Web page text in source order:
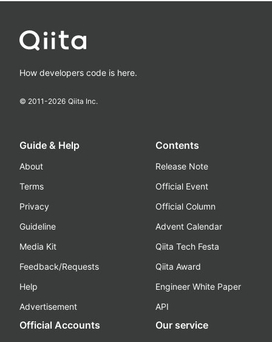
How developers code is here.
© 2011-2026 Qiita Inc.
Guide & Help
About
Terms
Privacy
Guideline
Media Kit
Feedback/Requests
Help
Advertisement
Contents
Release Note
Official Event
Official Column
Advent Calendar
Qiita Tech Festa
Qiita Award
Engineer White Paper
API
Official Accounts Our service